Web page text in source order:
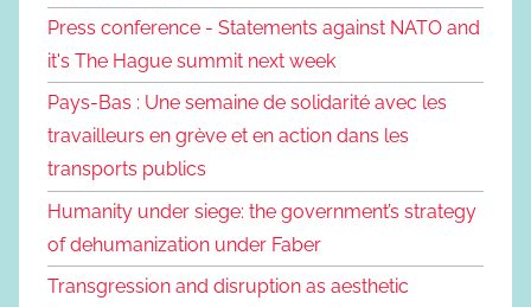
Press conference - Statements against NATO and
it's The Hague summit next week
Pays-Bas : Une semaine de solidarité avec les
travailleurs en grève et en action dans les
transports publics
Humanity under siege: the government’s strategy
of dehumanization under Faber
Transgression and disruption as aesthetic